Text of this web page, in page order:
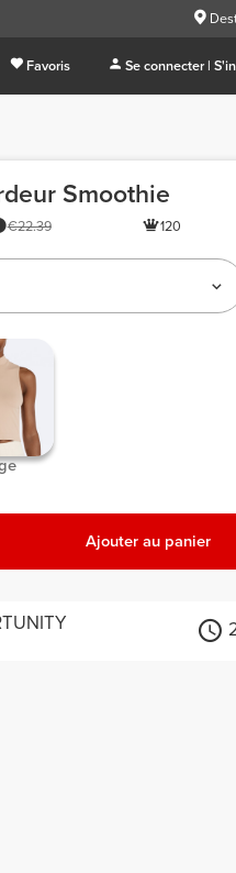
Favoris Se connecter |
Smoothie
€22.39 120
Ajouter au panier